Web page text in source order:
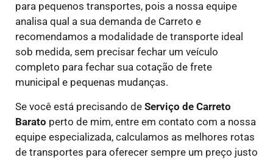
para pequenos transportes, pois a nossa equipe
analisa qual a sua demanda de Carreto e
recomendamos a modalidade de transporte ideal
sob medida, sem precisar fechar um veículo
completo para fechar sua cotação de frete
municipal e pequenas mudanças.
Se você está precisando de Serviço de Carreto
Barato perto de mim, entre em contato com a nossa
equipe especializada, calculamos as melhores rotas
de transportes para oferecer sempre um preço justo